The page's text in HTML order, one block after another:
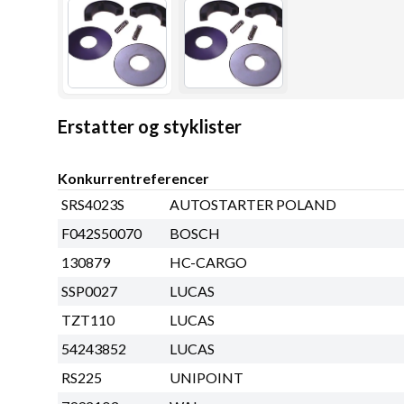
Erstatter og styklister
Konkurrentreferencer
SRS4023S
AUTOSTARTER POLAND
F042S50070
BOSCH
130879
HC-CARGO
SSP0027
LUCAS
TZT110
LUCAS
54243852
LUCAS
RS225
UNIPOINT